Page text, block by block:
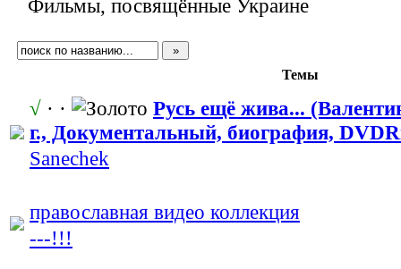
Фильмы, посвящённые Украине
Темы
√ · ·
Русь ещё жива...
г., Документальн​ый, биография,
Sanechek
православная ​ видео коллекция
---!!!